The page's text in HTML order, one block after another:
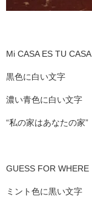
Mi CASA ES TU CASA
黒色に白い文字
濃い青色に白い文字
“私の家はあなたの家”
GUESS FOR WHERE
ミント色に黒い文字